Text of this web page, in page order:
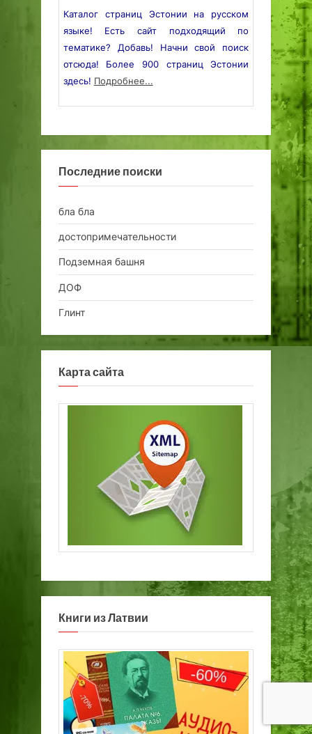
Каталог страниц Эстонии на русском
языке! Есть сайт подходящий по
тематике? Добавь! Начни свой поиск
отсюда! Более 900 страниц Эстонии
здесь! Подробнее...
Последние поиски
бла бла
достопримечательности
Подземная башня
ДОФ
Глинт
Карта сайта
Книги из Латвии